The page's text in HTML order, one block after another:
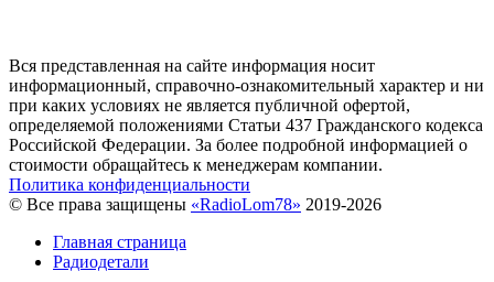
Вся представленная на сайте информация носит
информационный, справочно-ознакомительный характер и ни
при каких условиях не является публичной офертой,
определяемой положениями Статьи 437 Гражданского кодекса
Российской Федерации. За более подробной информацией о
стоимости обращайтесь к менеджерам компании.
Политика конфиденциальности
© Все права защищены «RadioLom78» 2019-2026
Главная страница
Радиодетали